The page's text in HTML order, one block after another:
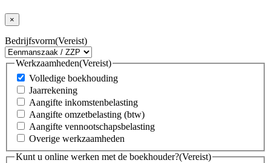
×
Bedrijfsvorm(Vereist)
Werkzaamheden(Vereist)
Volledige boekhouding
Jaarrekening
Aangifte inkomstenbelasting
Aangifte omzetbelasting (btw)
Aangifte vennootschapsbelasting
Overige werkzaamheden
Kunt u online werken met de boekhouder?(Vereist)